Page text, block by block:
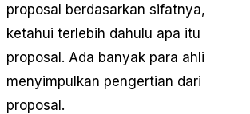
proposal berdasarkan sifatnya,
ketahui terlebih dahulu apa itu
proposal. Ada banyak para ahli
menyimpulkan pengertian dari
proposal.